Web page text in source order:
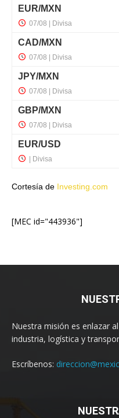
Cortesía de Investing.com
[MEC id="443936"]
Nuestra misión es enlazar
industria, logística y
Escríbenos: